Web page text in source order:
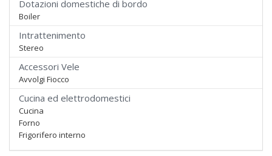
Dotazioni domestiche di bordo
Boiler
Intrattenimento
Stereo
Accessori Vele
Avvolgi Fiocco
Cucina ed elettrodomestici
Cucina
Forno
Frigorifero interno